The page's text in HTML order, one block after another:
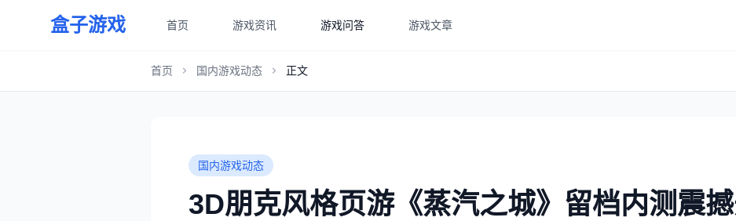
盒子游戏 首页 游戏资讯 游戏问答 游戏文章
首页 国内游戏动态 正文
国内游戏动态
3D朋克风格页游《蒸汽之城》留档内测震